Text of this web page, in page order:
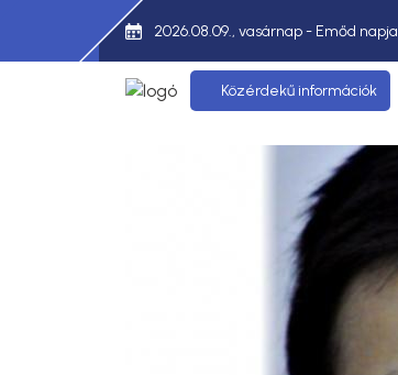
2026.08.09., vasárnap - Emőd napja
Közérdekű információk